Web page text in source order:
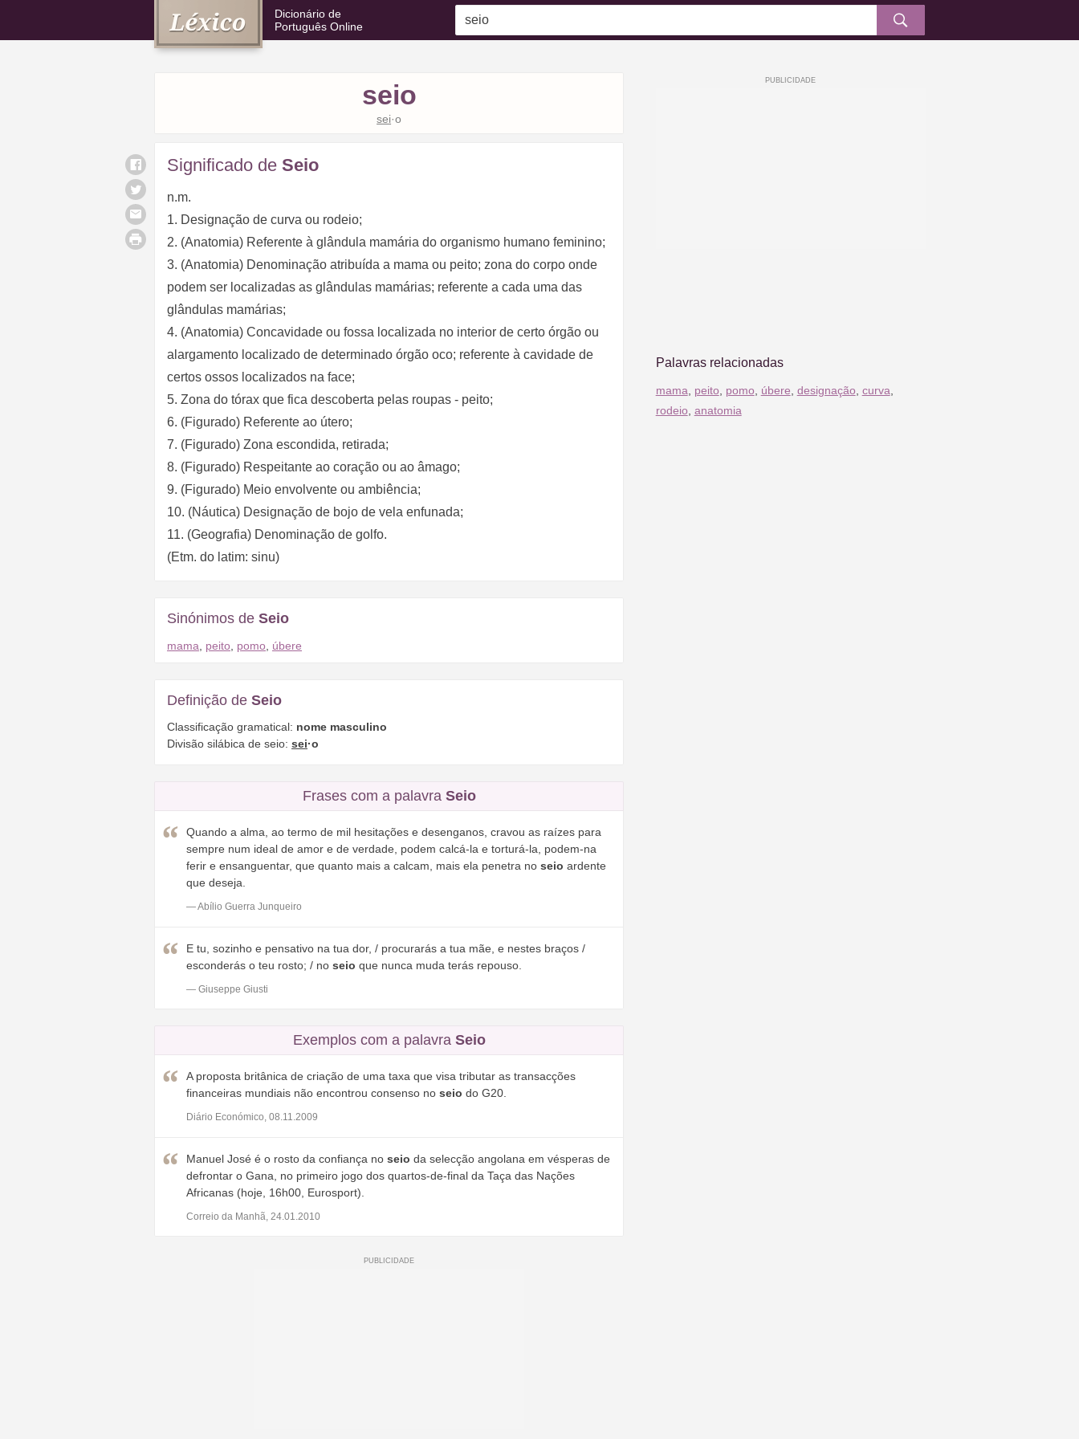
Dicionário de
Português Online
seio
sei·o
Significado de Seio
n.m.
1. Designação de curva ou rodeio;
2. (Anatomia) Referente à glândula mamária do organismo humano feminino;
3. (Anatomia) Denominação atribuída a mama ou peito; zona do corpo onde
podem ser localizadas as glândulas mamárias; referente a cada uma das
glândulas mamárias;
4. (Anatomia) Concavidade ou fossa localizada no interior de certo órgão ou
alargamento localizado de determinado órgão oco; referente à cavidade de
certos ossos localizados na face;
5. Zona do tórax que fica descoberta pelas roupas - peito;
6. (Figurado) Referente ao útero;
7. (Figurado) Zona escondida, retirada;
8. (Figurado) Respeitante ao coração ou ao âmago;
9. (Figurado) Meio envolvente ou ambiência;
10. (Náutica) Designação de bojo de vela enfunada;
11. (Geografia) Denominação de golfo.
(Etm. do latim: sinu)
Sinónimos de Seio
mama peito pomo úbere
Definição de Seio
Classificação gramatical: nome masculino
Divisão silábica de seio: sei·o
Frases com a palavra Seio
Quando a alma, ao termo de mil hesitações e desenganos, cravou as raízes para
sempre num ideal de amor e de verdade, podem calcá-la e torturá-la, podem-na
ferir e ensanguentar, que quanto mais a calcam, mais ela penetra no seio ardente
que deseja.
— Abílio Guerra Junqueiro
E tu, sozinho e pensativo na tua dor, / procurarás a tua mãe, e nestes braços /
esconderás o teu rosto; / no seio que nunca muda terás repouso.
— Giuseppe Giusti
Exemplos com a palavra Seio
A proposta britânica de criação de uma taxa que visa tributar as transacções
financeiras mundiais não encontrou consenso no seio do G20.
Diário Económico, 08.11.2009
Manuel José é o rosto da confiança no seio da selecção angolana em vésperas de
defrontar o Gana, no primeiro jogo dos quartos-de-final da Taça das Nações
Africanas (hoje, 16h00, Eurosport).
Correio da Manhã, 24.01.2010
Palavras relacionadas
mama peito, pomo, úbere designação, curva
rodeio, anatomia